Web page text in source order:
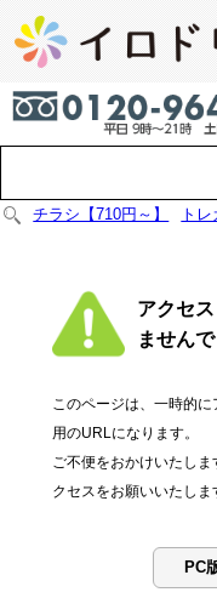
チラシ【710円～】 トレ
アクセ
ません
このページは、一時的
用のURLになります。
ご不便をおかけいたし
クセスをお願いいたしま
PC